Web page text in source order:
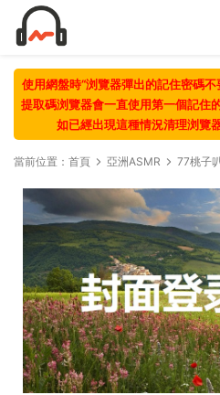
使用網盤時“浏覽器彈出的記住密碼
提取碼浏覽器會一直使用第一個記住
如已經出現這種情況清理浏覽
當前位置： 首頁 亞洲ASMR 77桃子